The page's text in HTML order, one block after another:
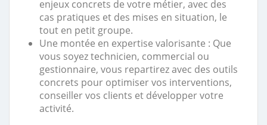
enjeux concrets de votre métier, avec des
cas pratiques et des mises en situation, le
tout en petit groupe.
Une montée en expertise valorisante : Que
vous soyez technicien, commercial ou
gestionnaire, vous repartirez avec des outils
concrets pour optimiser vos interventions,
conseiller vos clients et développer votre
activité.